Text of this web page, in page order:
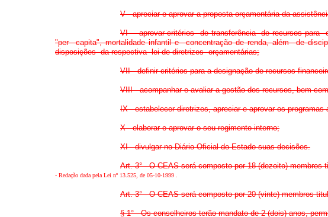
V - apreciar e aprovar a proposta orçamentária da
VI - aprovar critérios de transferência de recursos para
"per capita", mortalidade infantil e concentração de renda, além de
disposições da respectiva lei de diretrizes orçamentárias;
VII - definir critérios para a designação de recursos
VIII - acompanhar e avaliar a gestão dos recursos, bem
IX - estabelecer diretrizes, apreciar e aprovar os
X - elaborar e aprovar o seu regimento interno;
XI - divulgar no Diário Oficial do Estado suas decisões.
Art. 3° - O CEAS será composto por 18 (dezoito)
- Redação dada pela Lei nº 13.525, de 05-10-1999
Art. 3° - O CEAS será composto por 20 (vinte) membros
§ 1° - Os conselheiros terão mandato de 2 (dois) anos,